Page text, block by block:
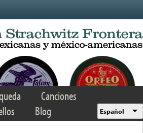
Canciones
Blog Español